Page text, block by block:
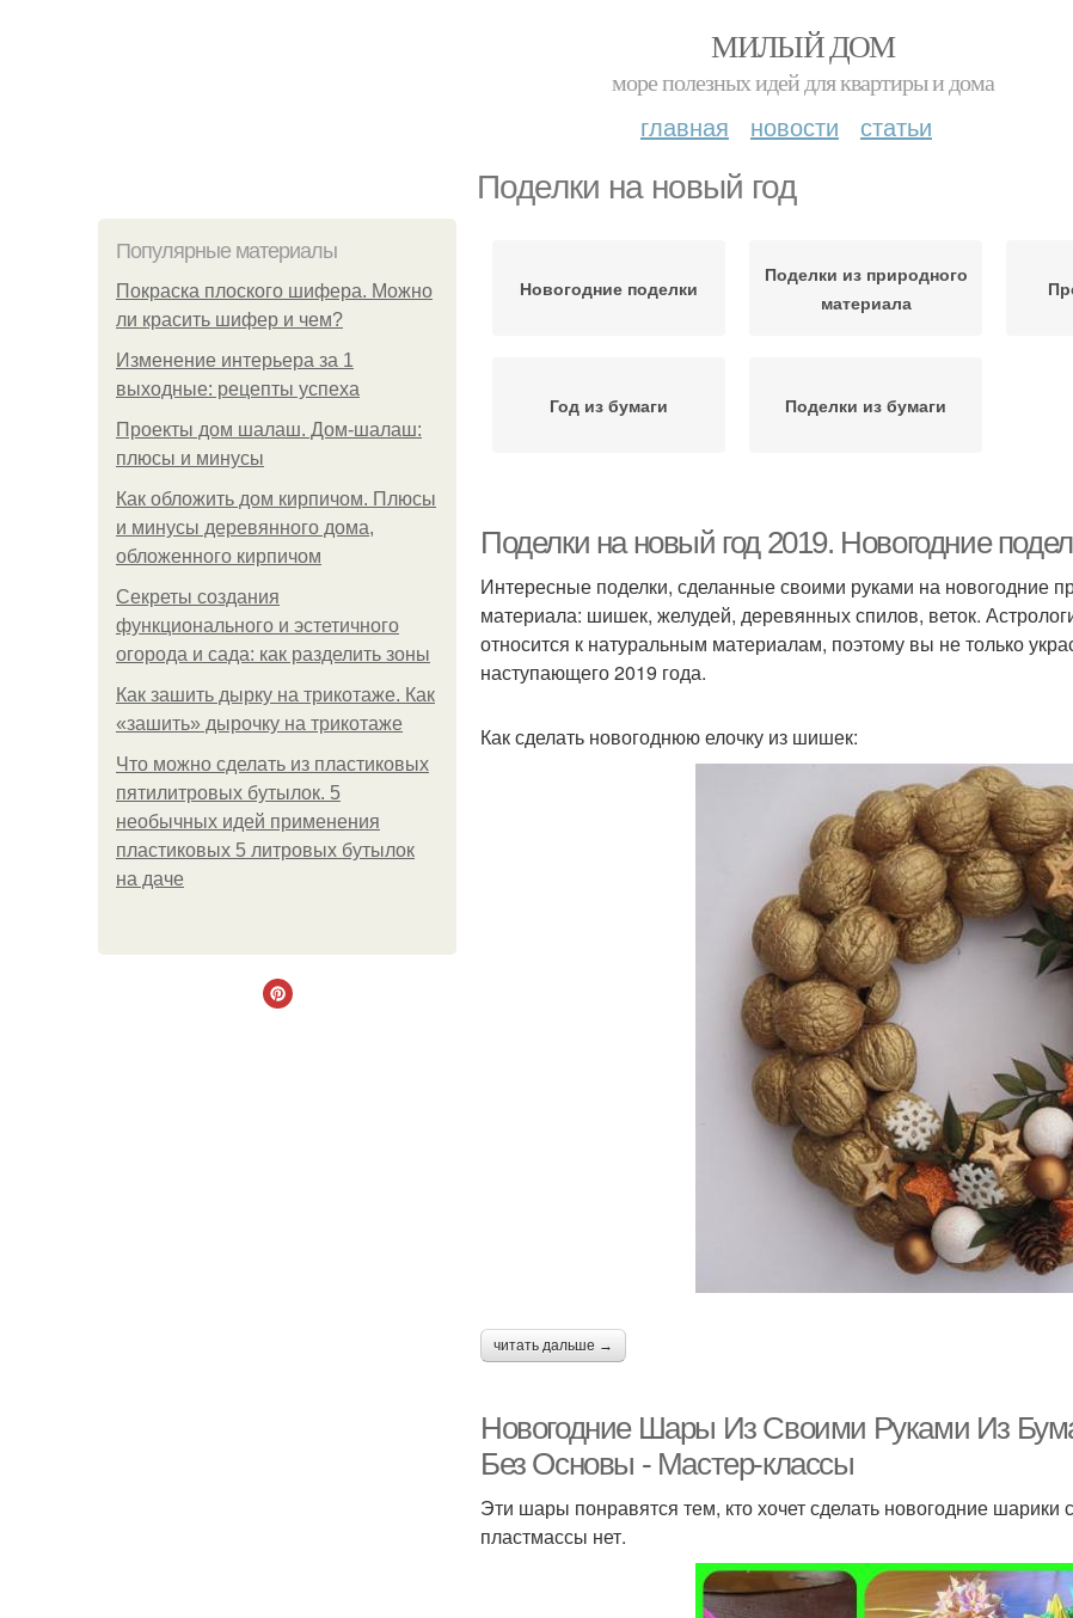
МИЛЫЙ ДОМ
море полезных идей для квартиры и дома
главная новости статьи
Поделки на новый год
Популярные материалы
Покраска плоского шифера. Можно
ли красить шифер и чем?
Изменение интерьера за 1
выходные: рецепты успеха
Проекты дом шалаш. Дом-шалаш:
плюсы и минусы
Как обложить дом кирпичом. Плюсы
и минусы деревянного дома,
обложенного кирпичом
Секреты создания
функционального и эстетичного
огорода и сада: как разделить зоны
Как зашить дырку на трикотаже. Как
«зашить» дырочку на трикотаже
Что можно сделать из пластиковых
пятилитровых бутылок. 5
необычных идей применения
пластиковых 5 литровых бутылок
на даче
Новогодние поделки
Поделки из природного
материала
Год из бумаги Поделки из бумаги
Поделки на новый год 2019. Новогодние
Интересные поделки, сделанные своими руками на новогодние
материала: шишек, желудей, деревянных спилов, веток.
относится к натуральным материалам, поэтому вы не только
наступающего 2019 года.
Как сделать новогоднюю елочку из шишек:
читать дальше →
Новогодние Шары Из Своими Руками Из
Без Основы - Мастер-классы
Эти шары понравятся тем, кто хочет сделать новогодние
пластмассы нет.